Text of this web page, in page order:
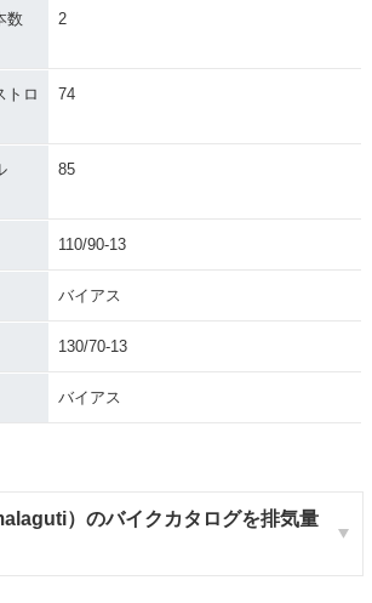
数
2
トロ
74
85
110/90-13
バイアス
130/70-13
バイアス
）のバイクカタログを排気量